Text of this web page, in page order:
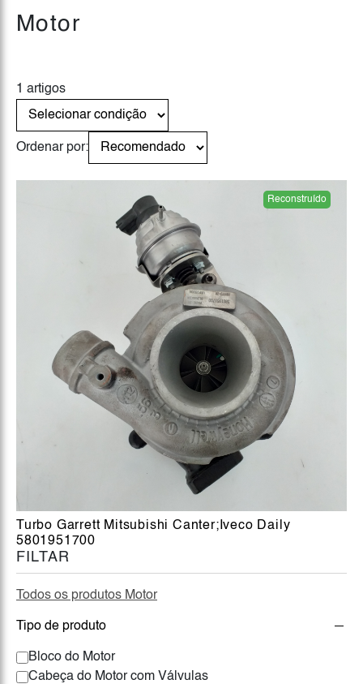
FILTAR
Todos os produtos Motor
Tipo de produto
Bloco do Motor
Cabeça do Motor com Válvulas
Motor
1 artigos
Ordenar por:
Reconstruído
Turbo Garrett Mitsubishi Canter;Iveco Daily
5801951700